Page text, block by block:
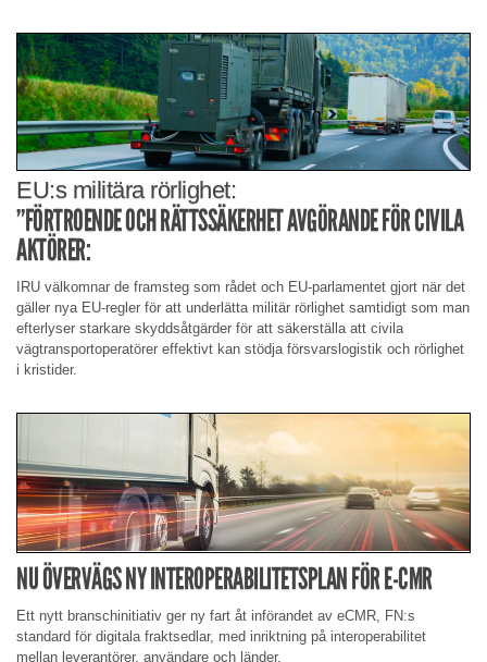
EU:s militära rörlighet:
”FÖRTROENDE OCH RÄTTSSÄKERHET AVGÖRANDE FÖR CIVILA
AKTÖRER:
IRU välkomnar de framsteg som rådet och EU-parlamentet gjort när det
gäller nya EU-regler för att underlätta militär rörlighet samtidigt som man
efterlyser starkare skyddsåtgärder för att säkerställa att civila
vägtransportoperatörer effektivt kan stödja försvarslogistik och rörlighet
i kristider.
NU ÖVERVÄGS NY INTEROPERABILITETSPLAN FÖR E-CMR
Ett nytt branschinitiativ ger ny fart åt införandet av eCMR, FN:s
standard för digitala fraktsedlar, med inriktning på interoperabilitet
mellan leverantörer, användare och länder.